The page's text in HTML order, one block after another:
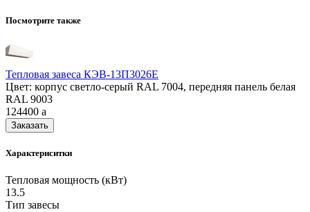
Посмотрите также
Тепловая завеса КЭВ-13П3026E
Цвет: корпус светло-серый RAL 7004, передняя панель белая
RAL 9003
124400 a
Заказать
Характериситки
Тепловая мощность (кВт)
13.5
Тип завесы